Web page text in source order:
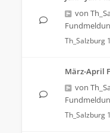
von
Th_Salzburg
März-April
von
Th_Salzburg